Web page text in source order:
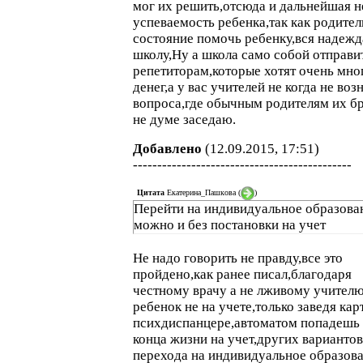
мог их решить,отсюда и дальнейшая
успеваемость ребенка,так как
состояние помочь ребенку,вся
школу,Ну а школа само собой
репетиторам,которые хотят очень
денег,а у вас учителей не когда не
вопроса,где обычным родителям их
не думе заседаю.
Добавлено (12.09.2015, 17:51)
---------------------------------------------
Цитата Екатерина_Пашкова ( )
Перейти на индивидуальное
можно и без постановки на учет
Не надо говорить не правду,все это
пройдено,как ранее писал,благодаря
честному врачу а не лживому
ребенок не на учете,только заведя
психдиспанцере,автоматом попадешь
конца жизни на учет,других
перехода на индивидуальное